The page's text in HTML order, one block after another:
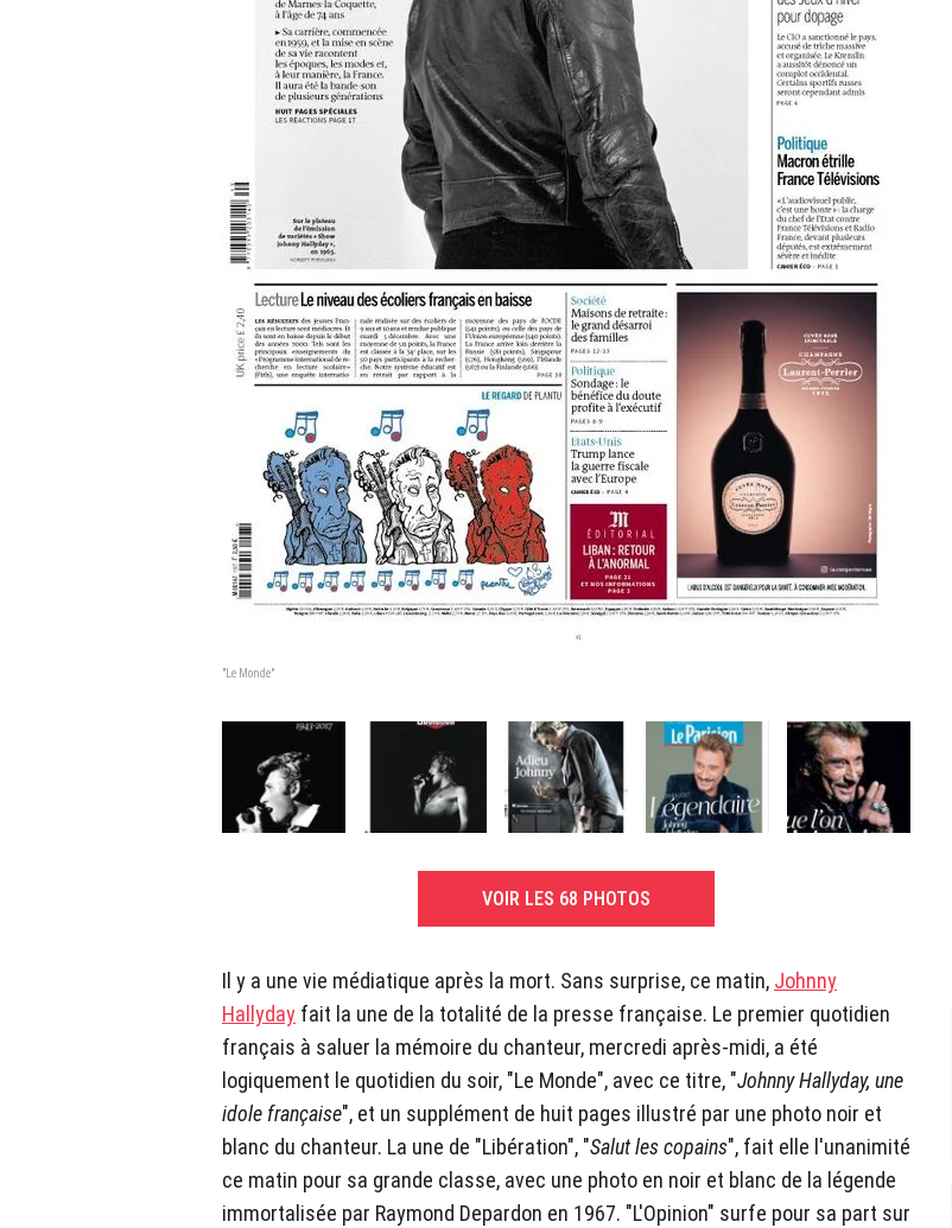
"Le Monde"
VOIR LES 68 PHOTOS
Il y a une vie médiatique après la mort. Sans surprise, ce matin, Johnny
Hallyday fait la une de la totalité de la presse française. Le premier quotidien
français à saluer la mémoire du chanteur, mercredi après-midi, a été
logiquement le quotidien du soir, "Le Monde", avec ce titre, "Johnny Hallyday, une
idole française", et un supplément de huit pages illustré par une photo noir et
blanc du chanteur. La une de "Libération", "Salut les copains", fait elle l'unanimité
ce matin pour sa grande classe, avec une photo en noir et blanc de la légende
immortalisée par Raymond Depardon en 1967. "L'Opinion" surfe pour sa part sur